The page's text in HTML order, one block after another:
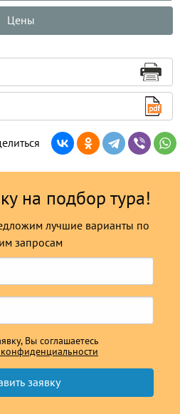
Цены
на подбор тура!
лучшие варианты по
запросам
Вы соглашаетесь